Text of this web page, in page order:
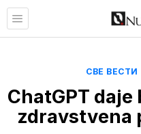
СВЕ ВЕСТИ
ChatGPT daje
zdravstvena